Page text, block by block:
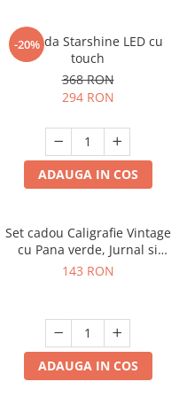
-20%
Oglinda Starshine LED cu
touch
368 RON
294 RON
ADAUGA IN COS
Set cadou Caligrafie Vintage
cu Pana verde, Jurnal si
Suport pentru stilou, 9 piese
143 RON
ADAUGA IN COS